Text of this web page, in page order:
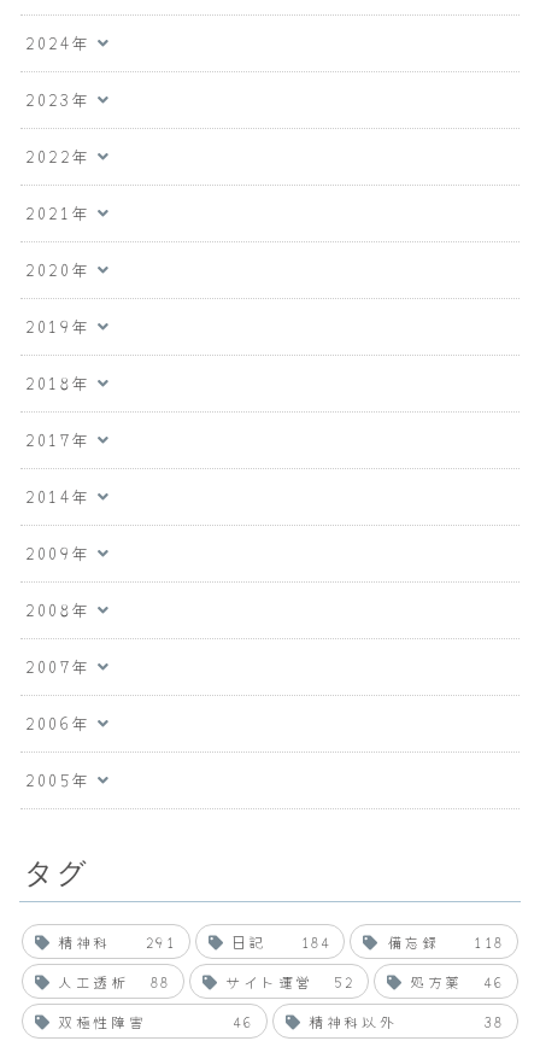
2024年
2023年
2022年
2021年
2020年
2019年
2018年
2017年
2014年
2009年
2008年
2007年
2006年
2005年
タグ
精神科 291 日記 184 備忘録
118
人工透析
88 サイト運営 52 処方薬
46
双極性障害
46 精神科以外 38